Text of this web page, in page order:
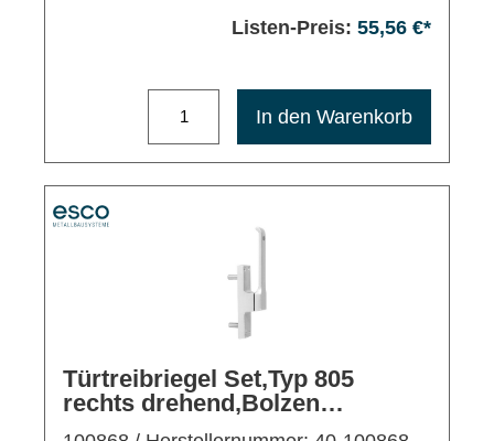
Listen-Preis: 55,56 €*
In den Warenkorb
Türtreibriegel Set,Typ 805
rechts drehend,Bolzen
39mm,EV1